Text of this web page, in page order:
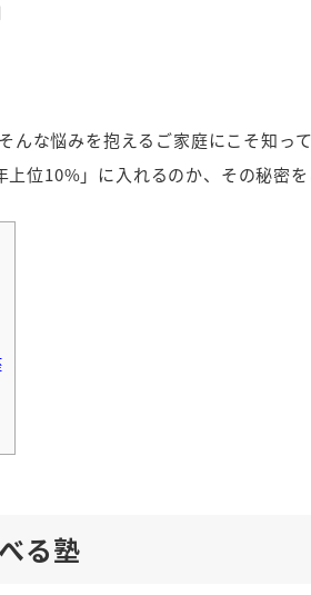
な悩みを抱えるご家庭にこそ知っ
位10%」に入れるのか、その秘密を
る塾